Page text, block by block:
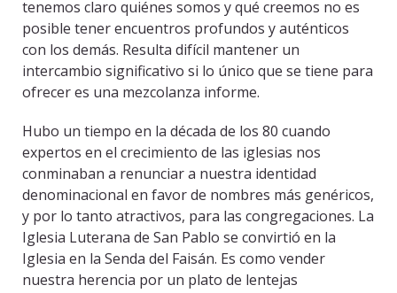
tenemos claro quiénes somos y qué creemos no es
posible tener encuentros profundos y auténticos
con los demás. Resulta difícil mantener un
intercambio significativo si lo único que se tiene para
ofrecer es una mezcolanza informe.
Hubo un tiempo en la década de los 80 cuando
expertos en el crecimiento de las iglesias nos
conminaban a renunciar a nuestra identidad
denominacional en favor de nombres más genéricos,
y por lo tanto atractivos, para las congregaciones. La
Iglesia Luterana de San Pablo se convirtió en la
Iglesia en la Senda del Faisán. Es como vender
nuestra herencia por un plato de lentejas